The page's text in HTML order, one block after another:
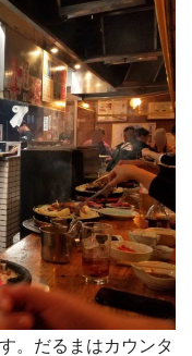
。だるまはカウンタ